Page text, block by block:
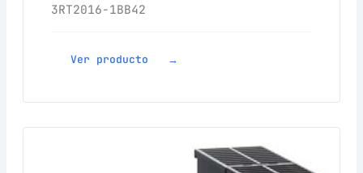
3RT2016-1BB42
Ver producto →